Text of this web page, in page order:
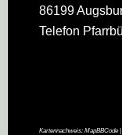
86199
Telefon
Kartennachweis: MapBBCode|